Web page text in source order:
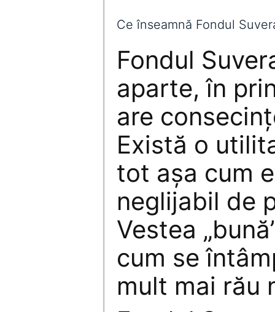
Ce înseamnă Fondul
Fondul
aparte, în
are
Există o
tot așa cum
neglijabil de
Vestea
cum se
mult mai rău